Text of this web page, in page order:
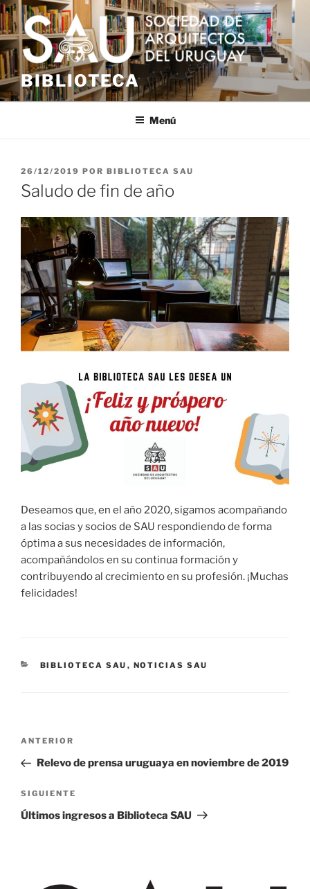
Saltar
al
contenido
BIBLIOTECA
Menú
PUBLICADO
EL
26/12/2019 POR BIBLIOTECA SAU
Saludo de fin de año
Deseamos que, en el año 2020, sigamos acompañando
a las socias y socios de SAU respondiendo de forma
óptima a sus necesidades de información,
acompañándolos en su continua formación y
contribuyendo al crecimiento en su profesión. ¡Muchas
felicidades!
CATEGORÍAS
BIBLIOTECA SAU , NOTICIAS SAU
Navegación
entradas
Entrada
anterior:
ANTERIOR
Relevo de prensa uruguaya en noviembre de 2019
Siguiente
entrada
SIGUIENTE
Últimos ingresos a Biblioteca SAU